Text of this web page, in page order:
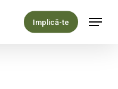
Implică-te
Menu